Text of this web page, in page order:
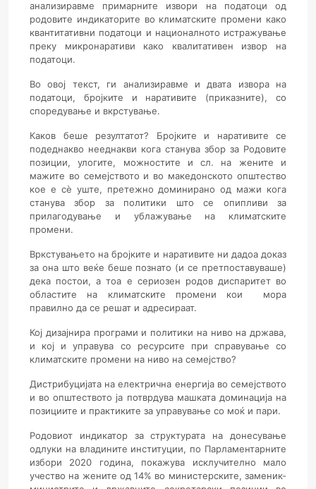
анализиравме примарните извори на податоци од
родовите индикаторите во климатските промени како
квантитативни податоци и националното истражување
преку микронаративи како квалитативен извор на
податоци.
Во овој текст, ги анализиравме и двата извора на
податоци, бројките и наративите (приказните), со
споредување и вкрстување.
Каков беше резултатот? Бројките и наративите се
подеднакво нееднакви кога станува збор за Родовите
позиции, улогите, можностите и сл. на жените и
мажите во семејството и во македонското општество
кое е сè уште, претежно доминирано од мажи кога
станува збор за политики што се опипливи за
прилагодување и ублажување на климатските
промени.
Вркстувањето на бројките и наративите ни дадоа доказ
за она што веќе беше познато (и се претпоставуваше)
дека постои, а тоа е сериозен родов диспаритет во
областите на климатските промени кои мора
правилно да се решат и адресираат.
Кој дизајнира програми и политики на ниво на држава,
и кој и управува со ресурсите при справување со
климатските промени на ниво на семејство?
Дистрибуцијата на електрична енергија во семејството
и во општеството ја потврдува машката доминација на
позициите и практиките за управување со моќ и пари.
Родовиот индикатор за структурата на донесување
одлуки на владините институции, по Парламентарните
избори 2020 година, покажува исклучително мало
учество на жените од 14% во министерските, заменик-